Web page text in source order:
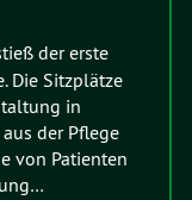
der erste
Die Sitzplätze
in
der Pflege
von Patienten